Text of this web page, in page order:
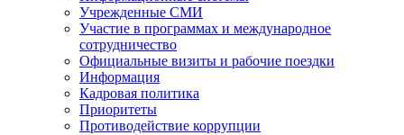
Учрежденные СМИ
Участие в программах и международное
сотрудничество
Официальные визиты и рабочие поездки
Информация
Кадровая политика
Приоритеты
Противодействие коррупции